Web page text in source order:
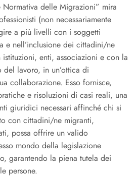
delle Migrazioni” mira
(non necessariamente
a più livelli con i soggetti
e nell’inclusione dei cittadini/ne
enti, associazioni e con la
lavoro, in un’ottica di
collaborazione. Esso fornisce,
e risoluzioni di casi reali, una
giuridici necessari affinché chi si
con cittadini/ne migranti,
possa offrire un valido
mondo della legislazione
garantendo la piena tutela dei
persone.